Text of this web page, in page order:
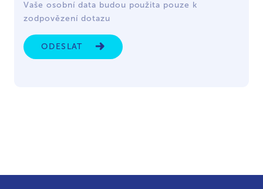
Vaše osobní data budou použita pouze k
zodpovězení dotazu
ODESLAT